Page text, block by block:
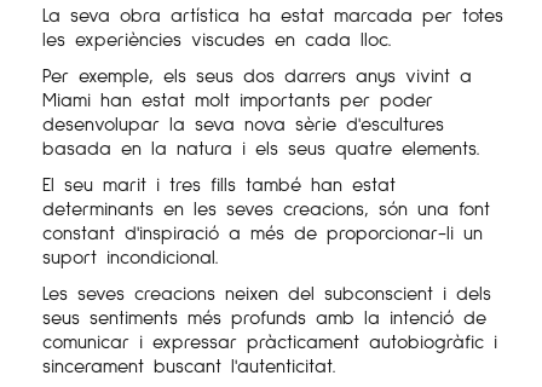
La seva obra artística ha estat marcada per totes
les experiències viscudes en cada lloc.
Per exemple, els seus dos darrers anys vivint a
Miami han estat molt importants per poder
desenvolupar la seva nova sèrie d'escultures
basada en la natura i els seus quatre elements.
El seu marit i tres fills també han estat
determinants en les seves creacions, són una font
constant d'inspiració a més de proporcionar-li un
suport incondicional.
Les seves creacions neixen del subconscient i dels
seus sentiments més profunds amb la intenció de
comunicar i expressar pràcticament autobiogràfic i
sincerament buscant l'autenticitat.